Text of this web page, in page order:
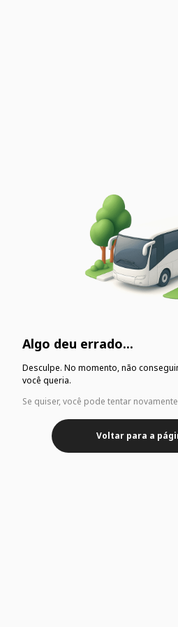
Algo deu errado...
Desculpe. No momento, não
você queria.
Se quiser, você pode tentar
Voltar para a